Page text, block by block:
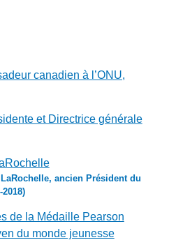
canadien à l’ONU,
et Directrice générale
ancien Président du
de la Médaille Pearson
du monde jeunesse